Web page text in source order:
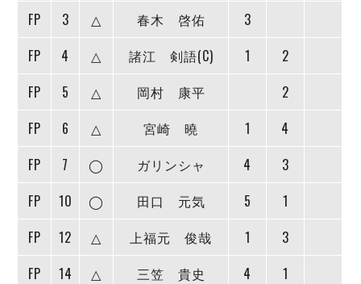
ポルセイド浜田
ミラクルスマイル新居浜
FP
3 △ 春木 啓佑
3
FP
4 △ 諸江 剣語(C) 1
2
FP
5 △ 岡村 康平
2
FP
6 △ 宮崎 曉 1
4
FP
7 ◯ ガリンシャ 4
3
FP
10 ◯ 田口 元気 5
1
FP
12 △ 上福元 俊哉 1
3
FP
14 △ 三笠 貴史 4
1